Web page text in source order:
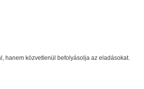
hanem közvetlenül befolyásolja az eladásokat.